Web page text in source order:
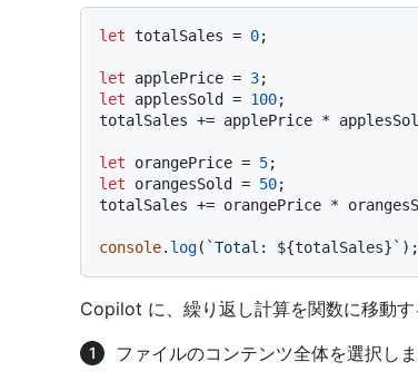
let totalSales = 0;
let applePrice = 3
let applesSold = 100;
totalSales += applePrice *
let orangePrice = 5
let orangesSold = 50;
totalSales += orangePrice *
console. log( `Total: ${totalSales} `
Copilot に、繰り返し計算を関数に移動す
ファイルのコンテンツ全体を選択しま